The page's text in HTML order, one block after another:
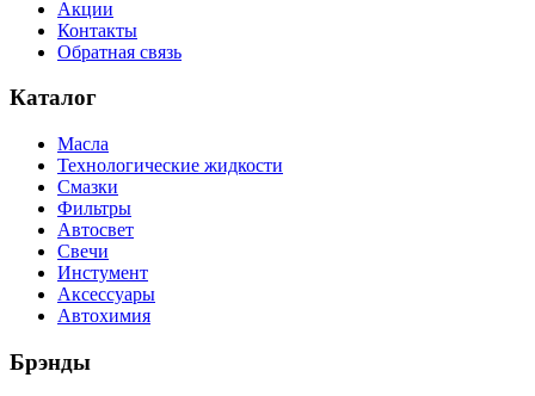
Акции
Контакты
Обратная связь
Каталог
Масла
Технологические жидкости
Смазки
Фильтры
Автосвет
Свечи
Инстумент
Аксессуары
Автохимия
Брэнды